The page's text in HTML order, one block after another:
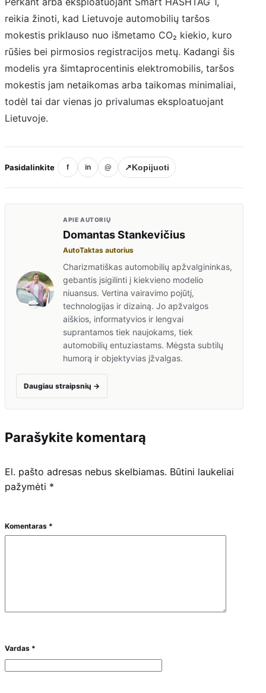
reikia žinoti, kad Lietuvoje automobilių taršos
mokestis priklauso nuo išmetamo CO₂ kiekio, kuro
rūšies bei pirmosios registracijos metų. Kadangi šis
modelis yra šimtaprocentinis elektromobilis, taršos
mokestis jam netaikomas arba taikomas minimaliai,
todėl tai dar vienas jo privalumas eksploatuojant
Lietuvoje.
Pasidalinkite f in @ ↗Kopijuoti
APIE AUTORIŲ
Domantas Stankevičius
AutoTaktas autorius
Charizmatiškas automobilių apžvalgininkas,
gebantis įsigilinti į kiekvieno modelio
niuansus. Vertina vairavimo pojūtį,
technologijas ir dizainą. Jo apžvalgos
aiškios, informatyvios ir lengvai
suprantamos tiek naujokams, tiek
automobilių entuziastams. Mėgsta subtilų
humorą ir objektyvias įžvalgas.
Daugiau straipsnių →
Parašykite komentarą
El. pašto adresas nebus skelbiamas. Būtini laukeliai
pažymėti *
Komentaras *
Vardas *